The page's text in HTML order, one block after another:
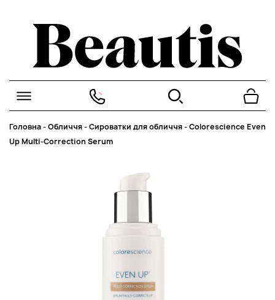
Головна-Обличчя-Сироватки для обличчя-Colorescience Even
Up Multi-Correction Serum